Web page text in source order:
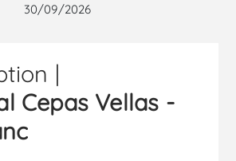
30/09/2026
|
Cepas Vellas -